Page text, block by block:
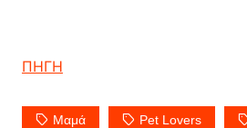
ΠΗΓΗ
Mαμά Pet Lovers